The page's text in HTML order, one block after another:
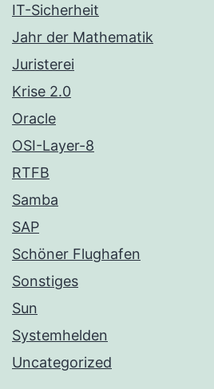
IT-Sicherheit
Jahr der Mathematik
Juristerei
Krise 2.0
Oracle
OSI-Layer-8
RTFB
Samba
SAP
Schöner Flughafen
Sonstiges
Sun
Systemhelden
Uncategorized